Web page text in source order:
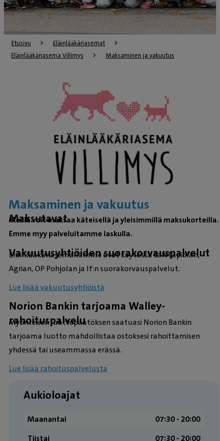
Etusivu
Eläinlääkäriasemat
Eläinlääkäriasema Villimys
Maksaminen ja vakuutus
Maksaminen ja vakuutus
Maksutavat
Meillä voit maksaa käteisellä ja yleisimmillä maksukorteilla.
Emme myy palveluitamme laskulla.
Vakuutusyhtiöiden suorakorvauspalvelut
Eläinlääkäriasemallamme ovat käytössä LähiTapiolan,
Agrian, OP Pohjolan ja If:n suorakorvauspalvelut.
Lue lisää vakuutusyhtiöistä
Norion Bankin tarjoama Walley-
rahoituspalvelu
Myönteisen luottopäätöksen saatuasi Norion Bankin
tarjoama luotto mahdollistaa ostoksesi rahoittamisen
yhdessä tai useammassa erässä.
Lue lisää rahoituspalvelusta
Aukioloajat
Maanantai
07:30 ­- 20:00
Tiistai
07:30 ­- 20:00